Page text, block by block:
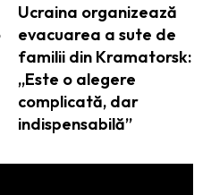
Ucraina organizează
evacuarea a sute de
familii din Kramatorsk:
„Este o alegere
complicată, dar
indispensabilă”